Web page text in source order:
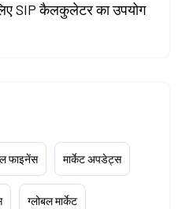
SIP कैलकुलेटर का उपयोग
फाइनेंस मार्केट अपडेट्स
ग्लोबल मार्केट